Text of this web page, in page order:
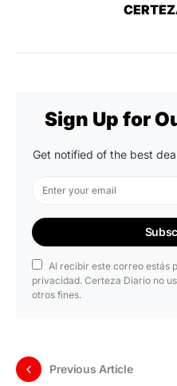
Sign Up for
Get notified of the best
Al recibir este correo estás
privacidad. Certeza Diario no
otros fines.
Previous Article